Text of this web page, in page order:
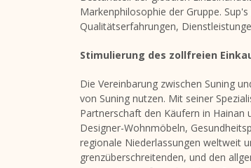
Markenphilosophie der Gruppe.
Qualitätserfahrungen,
Stimulierung des zollfreien
Die Vereinbarung zwischen Suning
von Suning nutzen. Mit seiner
Partnerschaft den Käufern in Hainan
Designer-Wohnmöbeln,
regionale Niederlassungen weltweit
grenzüberschreitenden, und den